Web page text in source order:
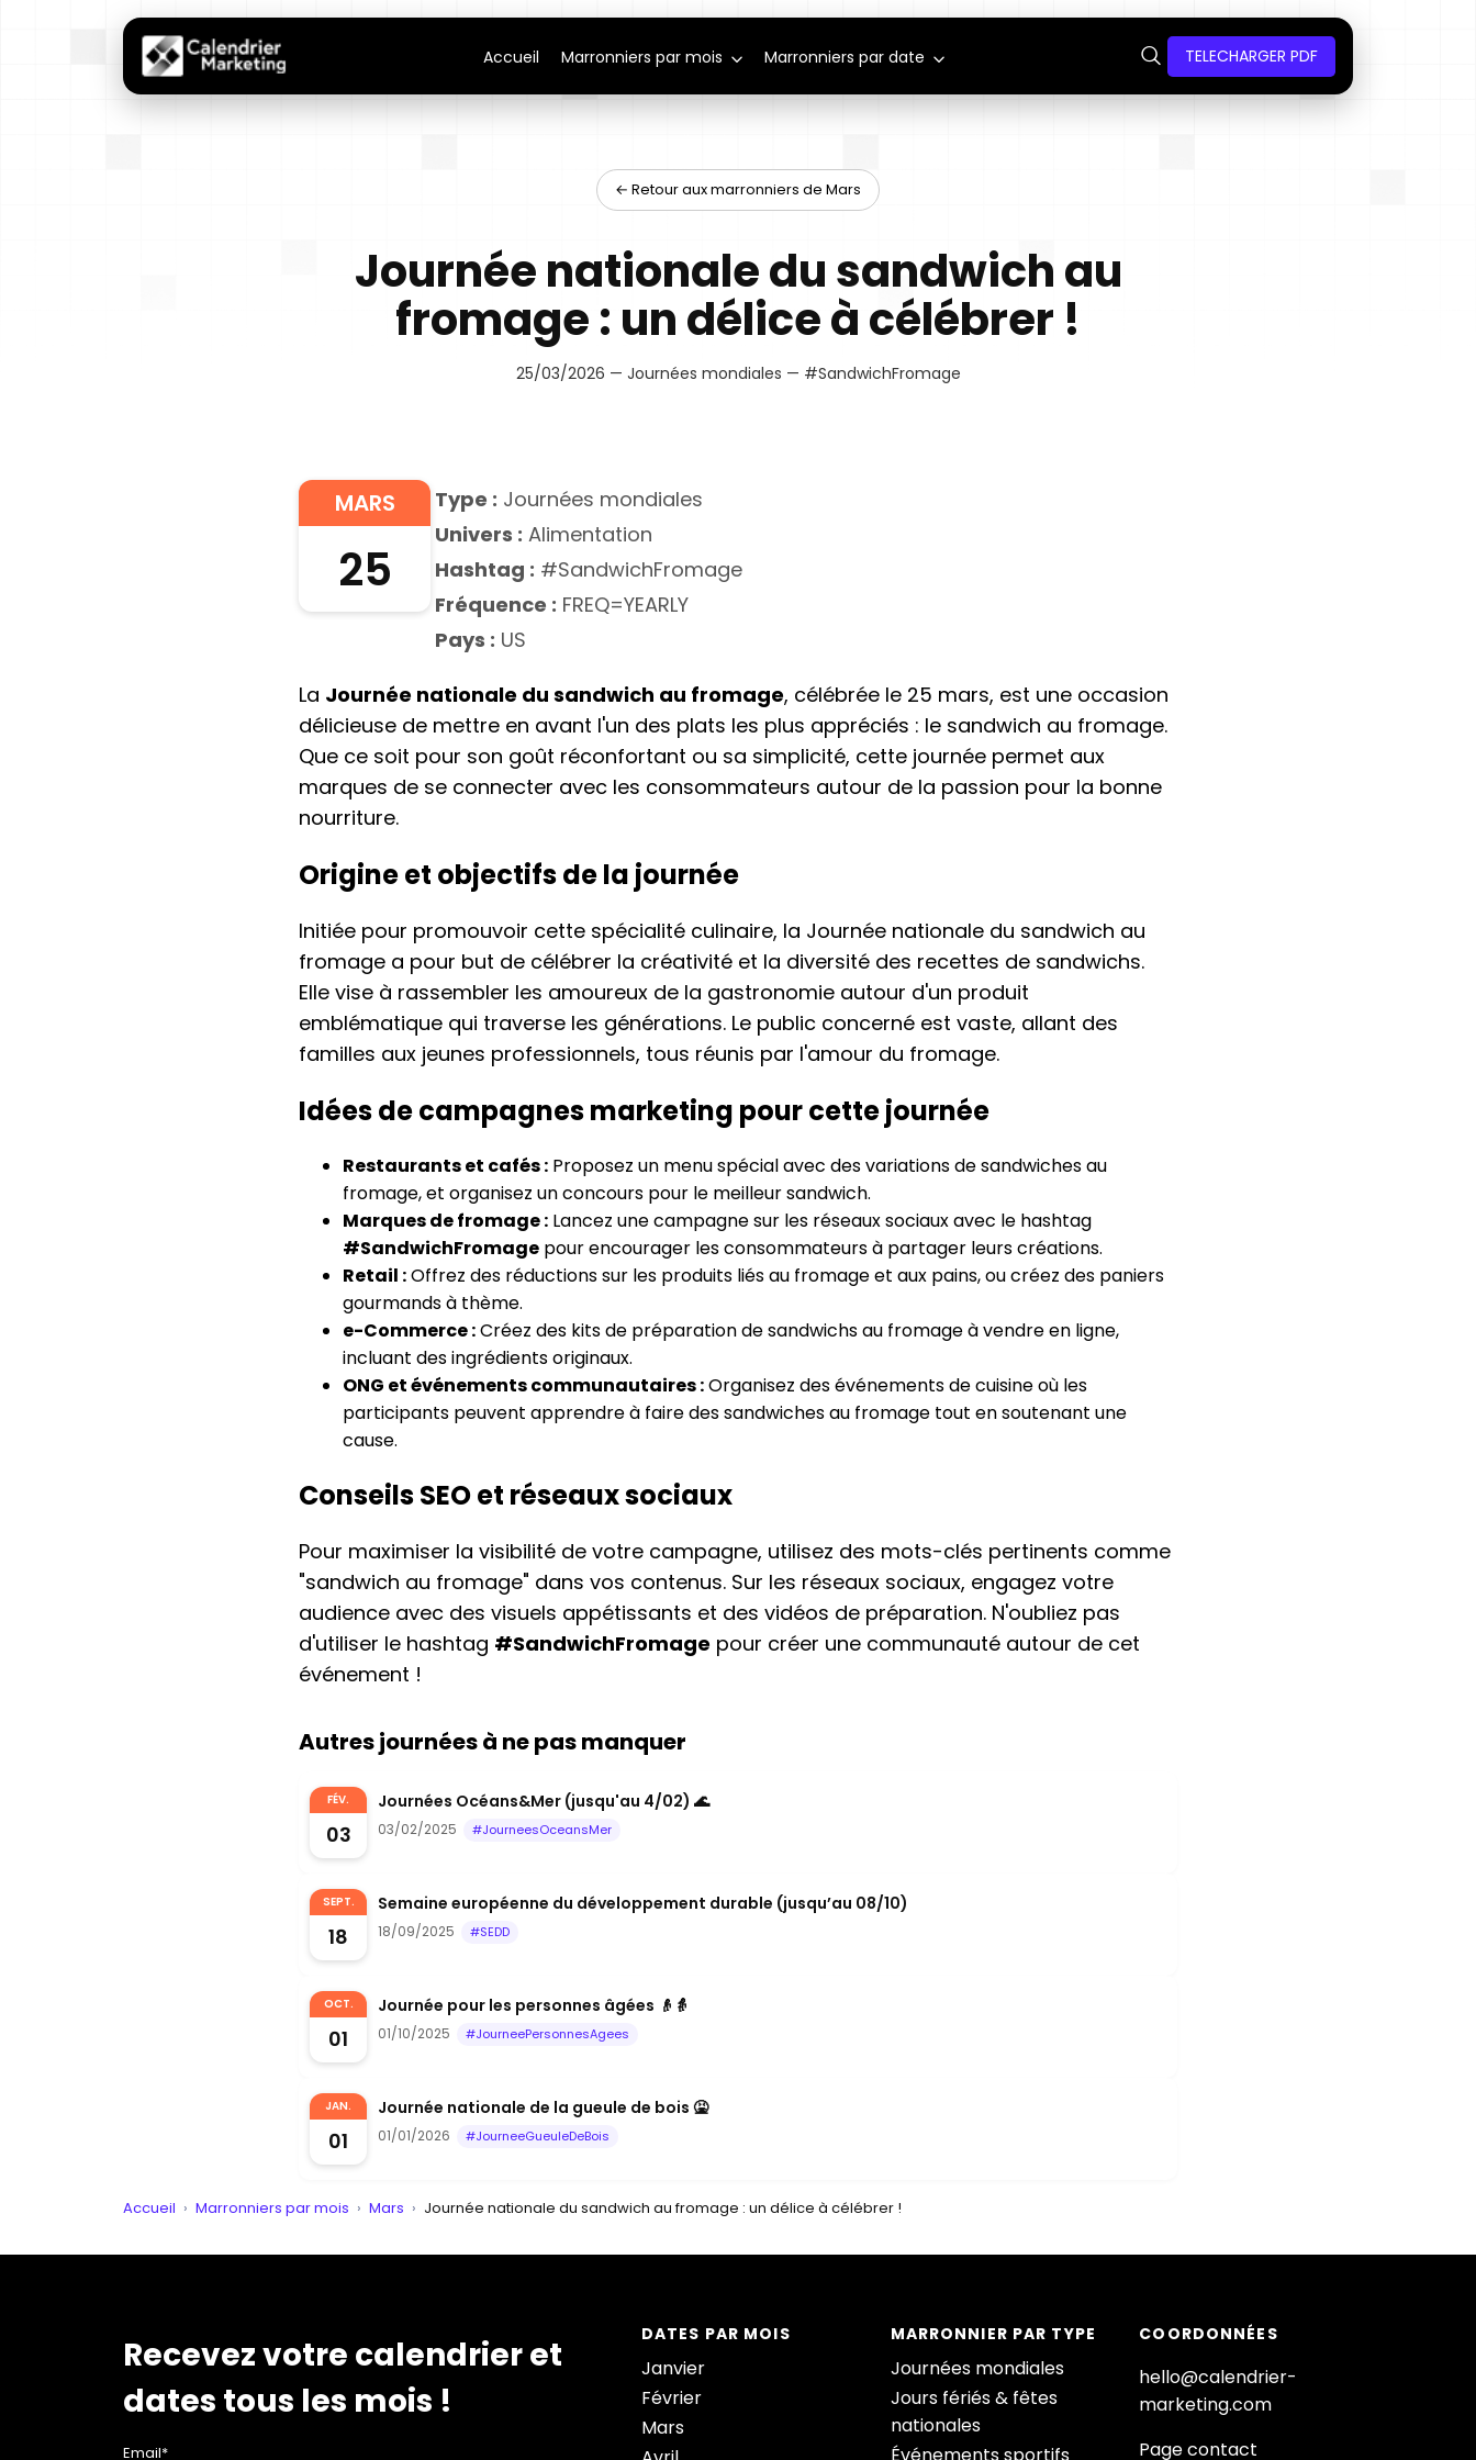
Accueil Marronniers par mois Marronniers par date TELECHARGER PDF
← Retour aux marronniers de Mars
Journée nationale du sandwich au
fromage : un délice à célébrer !
25/03/2026 — Journées mondiales — #SandwichFromage
MARS
25
Type : Journées mondiales
Univers : Alimentation
Hashtag : #SandwichFromage
Fréquence : FREQ=YEARLY
Pays : US
La Journée nationale du sandwich au fromage, célébrée le 25 mars, est une occasion
délicieuse de mettre en avant l'un des plats les plus appréciés : le sandwich au fromage.
Que ce soit pour son goût réconfortant ou sa simplicité, cette journée permet aux
marques de se connecter avec les consommateurs autour de la passion pour la bonne
nourriture.
Origine et objectifs de la journée
Initiée pour promouvoir cette spécialité culinaire, la Journée nationale du sandwich au
fromage a pour but de célébrer la créativité et la diversité des recettes de sandwichs.
Elle vise à rassembler les amoureux de la gastronomie autour d'un produit
emblématique qui traverse les générations. Le public concerné est vaste, allant des
familles aux jeunes professionnels, tous réunis par l'amour du fromage.
Idées de campagnes marketing pour cette journée
Restaurants et cafés : Proposez un menu spécial avec des variations de sandwiches au
fromage, et organisez un concours pour le meilleur sandwich.
Marques de fromage : Lancez une campagne sur les réseaux sociaux avec le hashtag
#SandwichFromage pour encourager les consommateurs à partager leurs créations.
Retail :Offrez des réductions sur les produits liés au fromage et aux pains, ou créez des paniers
gourmands à thème.
e-Commerce :Créez des kits de préparation de sandwichs au fromage à vendre en ligne,
incluant des ingrédients originaux.
ONG et événements communautaires :Organisez des événements de cuisine où les
participants peuvent apprendre à faire des sandwiches au fromage tout en soutenant une
cause.
Conseils SEO et réseaux sociaux
Pour maximiser la visibilité de votre campagne, utilisez des mots-clés pertinents comme
"sandwich au fromage" dans vos contenus. Sur les réseaux sociaux, engagez votre
audience avec des visuels appétissants et des vidéos de préparation. N'oubliez pas
d'utiliser le hashtag #SandwichFromage pour créer une communauté autour de cet
événement !
Autres journées à ne pas manquer
FÉV.
03
Journées Océans&Mer (jusqu'au 4/02) 🌊
03/02/2025 #JourneesOceansMer
SEPT.
18
Semaine européenne du développement durable (jusqu’au 08/10)
18/09/2025 #SEDD
OCT.
01
Journée pour les personnes âgées 👴👵
01/10/2025 #JourneePersonnesAgees
JAN.
01
Journée nationale de la gueule de bois 🤮
01/01/2026 #JourneeGueuleDeBois
Accueil › Marronniers par mois › Mars › Journée nationale du sandwich au fromage : un délice à célébrer !
Recevez votre calendrier et
dates tous les mois !
Email*
DATES PAR MOIS
Janvier
Février
Mars
MARRONNIER PAR TYPE
Journées mondiales
Jours fériés & fêtes
nationales
Événements sportifs
COORDONNÉES
hello@calendrier-
marketing.com
Page contact